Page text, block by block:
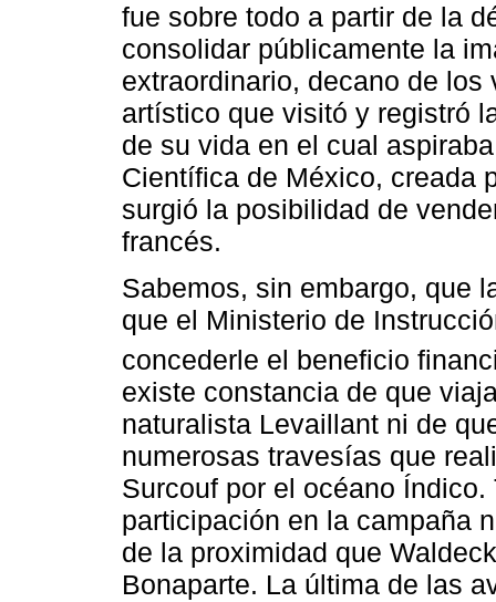
fue sobre todo a partir de la
consolidar públicamente la
extraordinario, decano de
artístico que visitó y registró
de su vida en el cual
Científica de México, creada
surgió la posibilidad de
francés.
Sabemos, sin embargo, que
que el Ministerio de
concederle el beneficio
existe constancia de que
naturalista Levaillant ni de
numerosas travesías que
Surcouf por el océano
participación en la campaña
de la proximidad que
Bonaparte. La última de las